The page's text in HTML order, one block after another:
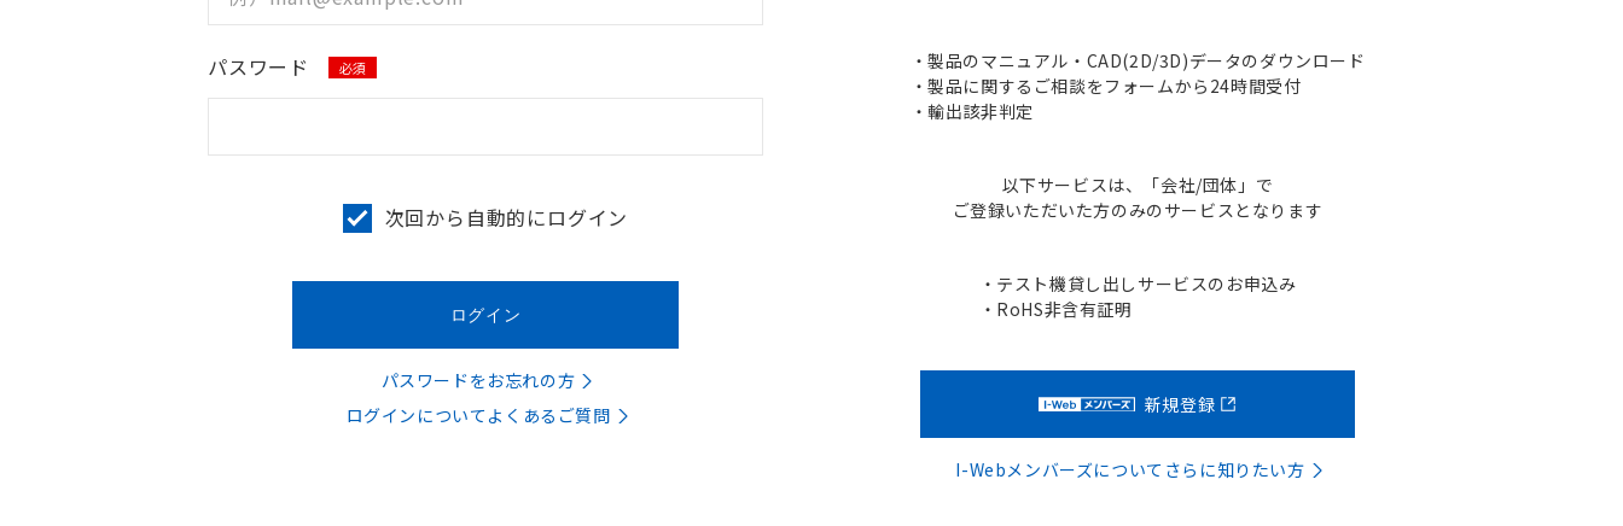
パスワード 必須
次回から自動的にログイン
パスワードをお忘れの方
ログインについてよくあるご質問
・製品のマニュアル・CAD(2D/3D)データのダウンロード
・製品に関するご相談をフォームから24時間受付
・輸出該非判定
以下サービスは、「会社/団体」で
ご登録いただいた方のみのサービスとなります
・テスト機貸し出しサービスのお申込み
・RoHS非含有証明
新規登録
I-Webメンバーズについてさらに知りたい方